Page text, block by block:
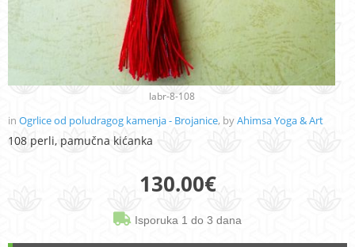
labr-8-108
in Ogrlice od poludragog kamenja - Brojanice, byAhimsa Yoga & Art
108 perli, pamučna kićanka
130.00€
Isporuka 1 do 3 dana